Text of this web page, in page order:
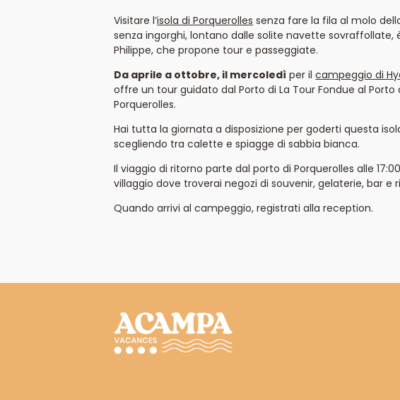
Visitare l’isola di Porquerolles senza fare la fila al molo
senza ingorghi, lontano dalle solite navette sovraffollate,
Philippe, che propone tour e passeggiate.
Da aprile a ottobre, il mercoledì per ilcampeggio di
offre un tour guidato dal Porto di La Tour Fondue al Porto
Porquerolles.
Hai tutta la giornata a disposizione per goderti questa
scegliendo tra calette e spiagge di sabbia bianca.
Il viaggio di ritorno parte dal porto di Porquerolles alle
villaggio dove troverai negozi di souvenir, gelaterie, bar e
Quando arrivi al campeggio, registrati alla reception.